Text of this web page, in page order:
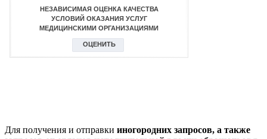
Для получения и отправки иногородних запросов, а также